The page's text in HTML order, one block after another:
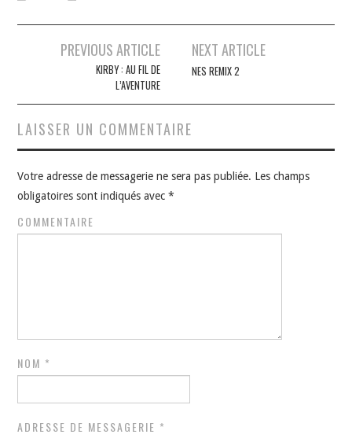
Navigation
PREVIOUS ARTICLE
KIRBY : AU FIL DE
L’AVENTURE
NEXT ARTICLE
NES REMIX 2
LAISSER UN COMMENTAIRE
Votre adresse de messagerie ne sera pas publiée. Les champs
obligatoires sont indiqués avec*
COMMENTAIRE
NOM *
ADRESSE DE MESSAGERIE *